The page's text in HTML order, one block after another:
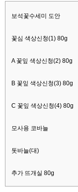
보석꽃수세미 도안
꽃심 색상신청(1) 80g
A 꽃잎 색상신청(2) 80g
B 꽃잎 색상신청(3) 80g
C 꽃잎 색상신청(4) 80g
모사용 코바늘
돗바늘(대)
추가 뜨개실 80g